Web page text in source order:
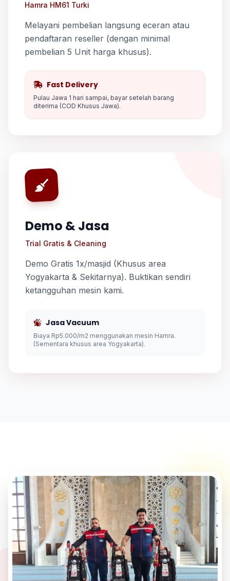
Hamra HM61 Turki
Melayani pembelian langsung eceran atau
pendaftaran reseller (dengan minimal
pembelian 5 Unit harga khusus).
Fast Delivery
Pulau Jawa 1 hari sampai, bayar setelah barang
diterima (COD Khusus Jawa).
Demo & Jasa
Trial Gratis & Cleaning
Demo Gratis 1x/masjid (Khusus area
Yogyakarta & Sekitarnya). Buktikan sendiri
ketangguhan mesin kami.
Jasa Vacuum
Biaya Rp5.000/m2 menggunakan mesin Hamra.
(Sementara khusus area Yogyakarta).